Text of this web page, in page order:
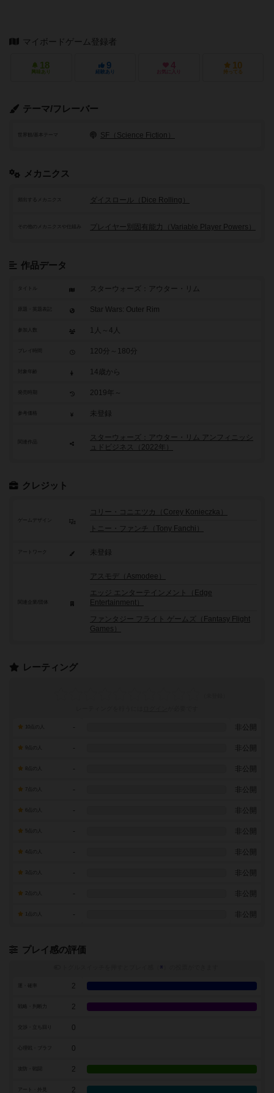
マイボードゲーム登録者
18
興味あり
9
経験あり
4
お気に入り
10
持ってる
テーマ/フレーバー
世界観/基本テーマ SF（Science Fiction）
メカニクス
頻出するメカニクス ダイスロール（Dice Rolling）
その他のメカニクスや仕組み プレイヤー別固有能力（Variable Player Powers）
作品データ
タイトル スターウォーズ：アウター・リム
Star Wars: Outer Rim
参加人数 1人～4人
120分～180分
14歳から
2019年～
参考価格 未登録
関連作品
スターウォーズ：アウター・リム アンフィニッシ
ュドビジネス（2022年）
クレジット
ゲームデザイン
コリー・コニエツカ（Corey Konieczka）
トニー・ファンチ（Tony Fanchi）
アートワーク 未登録
アスモデ（Asmodee）
エッジ エンターテインメント（Edge
Entertainment）
ファンタジー フライト ゲームズ（Fantasy Flight
Games）
レーティング
- 非公開
- 非公開
- 非公開
7点の人 - 非公開
- 非公開
- 非公開
- 非公開
- 非公開
- 非公開
- 非公開
プレイ感の評価
※
2
戦略・判断力 2
0
0
2
アート・外見 2